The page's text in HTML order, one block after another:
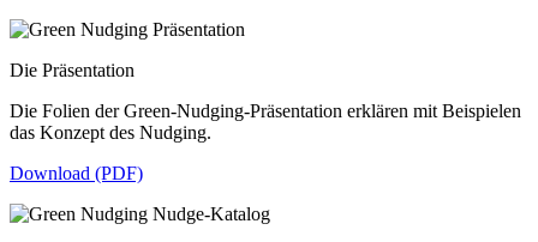
Die Präsentation
Die Folien der Green-Nudging-Präsentation erklären mit Beispielen
das Konzept des Nudging.
Download (PDF)